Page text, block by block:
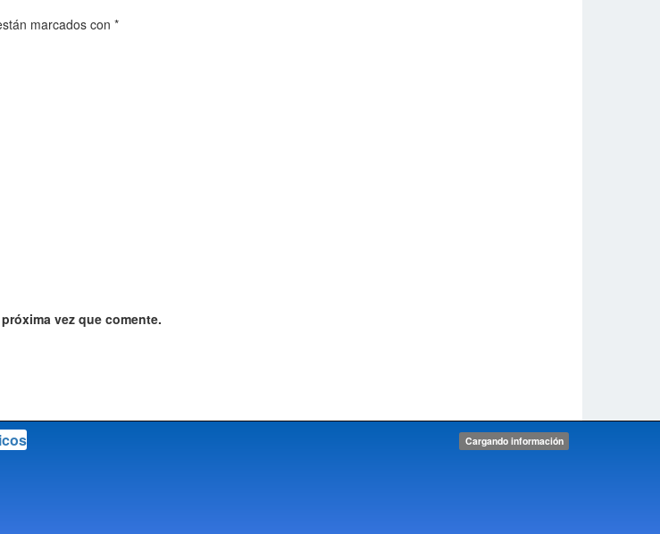
marcados con *
vez que comente.
© Copyright 2026 Radionautas.com. Derechos